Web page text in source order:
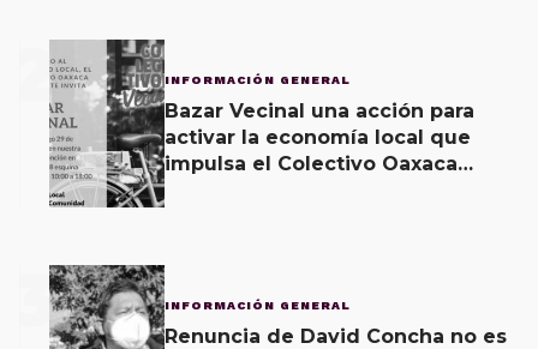
2 INFORMACIÓN GENERAL
Bazar Vecinal una acción para
activar la economía local que
impulsa el Colectivo Oaxaca
3 INFORMACIÓN GENERAL
Renuncia de David Concha no es